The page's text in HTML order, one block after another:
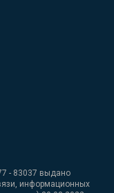
- 83037 выдано
информационных